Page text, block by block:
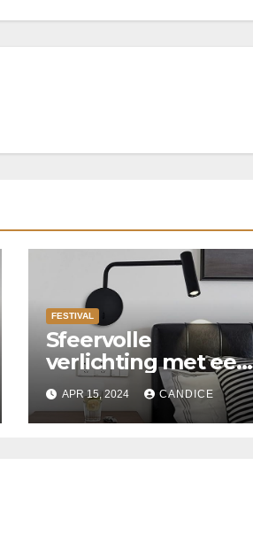
FESTIVAL
Sfeervolle
verlichting met een
verlaagd plafond
met Suspended
ceiling light.
APR 15, 2024 CANDICE